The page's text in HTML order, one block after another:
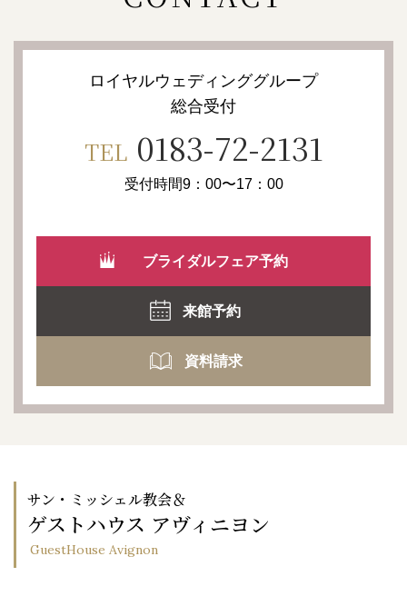
ロイヤルウェディンググループ
総合受付
TEL 0183-72-2131
受付時間9：00〜17：00
ブライダルフェア予約
来館予約
資料請求
サン・ミッシェル教会＆
ゲストハウス アヴィニヨン
GuestHouse Avignon